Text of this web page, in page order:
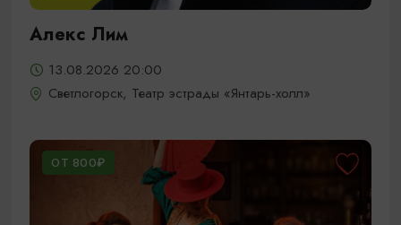
Алекс Лим
13.08.2026 20:00
Светлогорск, Театр эстрады «Янтарь-холл»
ОТ 800₽